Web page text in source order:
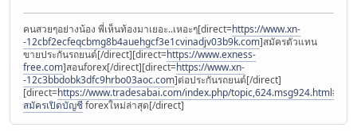
คนสวยๆอย่างน้อง พี่เห็นท้องมาเยอะ..เหอะๆ[direct=https://www.xn-
-12cbf2ecfeqcbmg8b4auehgcf3e1cvinadjv03b9k.com]สมัครตัวแทน
ขายประกันรถยนต์[/direct][direct=https://www.exness-
free.com]สอนforex[/direct][direct=https://www.xn-
-12c3bbdobk3dfc9hrbo03aoc.com]ต่อประกันรถยนต์[/direct]
[direct=https://www.tradesabai.com/index.php/
สมัครเปิดบัญชีforexใหม่ล่าสุด[/direct]